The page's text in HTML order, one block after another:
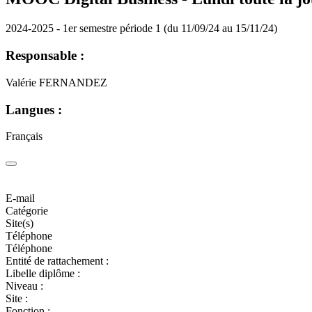
2024-2025 - 1er semestre période 1 (du 11/09/24 au 15/11/24)
Responsable :
Valérie FERNANDEZ
Langues :
Français
E-mail
Catégorie
Site(s)
Téléphone
Téléphone
Entité de rattachement :
Libelle diplôme :
Niveau :
Site :